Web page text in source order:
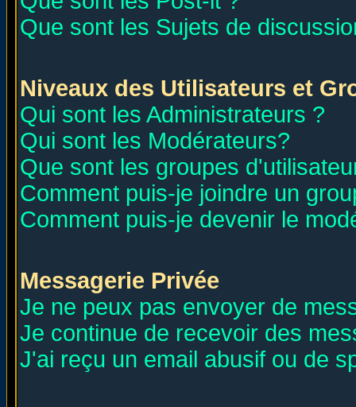
Que sont les Sujets de
Niveaux des Utilisateurs et
Qui sont les Administrateurs ?
Qui sont les Modérateurs?
Que sont les groupes
Comment puis-je joindre un
Comment puis-je devenir le
Messagerie Privée
Je ne peux pas envoyer de
Je continue de recevoir des
J'ai reçu un email abusif ou de